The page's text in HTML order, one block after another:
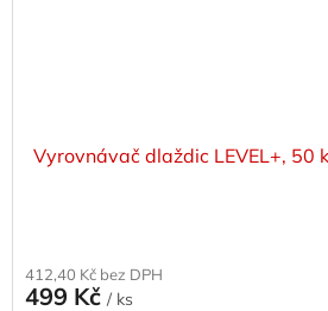
Vyrovnávač dlaždic LEVEL+, 50
412,40 Kč bez DPH
499 Kč / ks